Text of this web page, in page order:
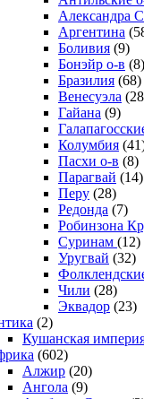
Александра
Аргентина
Боливия (9)
Бонэйр о-в (8)
Бразилия (68)
Венесуэла
Гайана (9)
Колумбия
Пасхи о-в (8)
Парагвай (14)
Перу (28)
Редонда (7)
Робинзона
Суринам (12)
Уругвай (32)
Чили (28)
Эквадор (23)
(2)
Кушанская
(602)
Алжир (20)
Ангола (9)